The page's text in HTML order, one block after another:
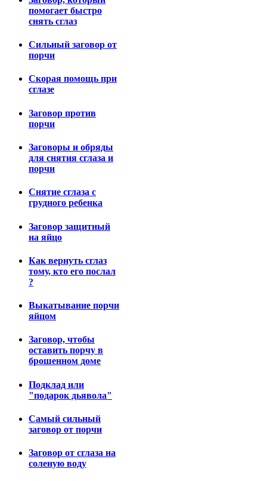
помогает быстро
снять сглаз
Сильный заговор от
порчи
Скорая помощь при
сглазе
Заговор против
порчи
Заговоры и обряды
для снятия сглаза и
порчи
Снятие сглаза с
грудного ребенка
Заговор защитный
на яйцо
Как вернуть сглаз
тому, кто его послал
?
Выкатывание порчи
яйцом
Заговор, чтобы
оставить порчу в
брошенном доме
Подклад или
"подарок дьявола"
Самый сильный
заговор от порчи
Заговор от сглаза на
соленую воду